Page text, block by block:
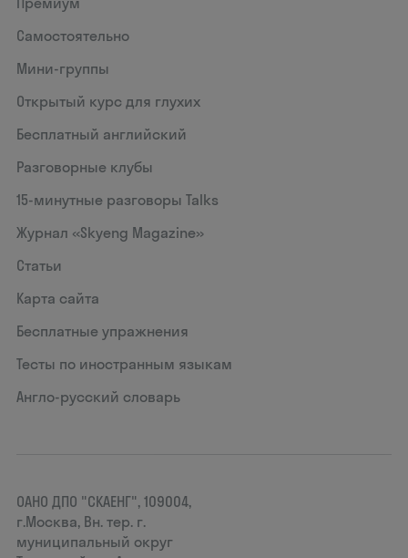
Самостоятельно
Мини-группы
Открытый курс для глухих
Бесплатный английский
Разговорные клубы
15‑минутные разговоры Talks
Журнал «Skyeng Magazine»
Статьи
Карта сайта
Бесплатные упражнения
Тесты по иностранным языкам
Англо-русский словарь
ОАНО ДПО "СКАЕНГ", 109004,
г.Москва, Вн. тер. г.
муниципальный округ